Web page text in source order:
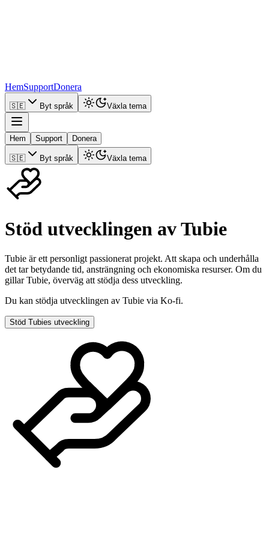
HemSupportDonera
🇸🇪 Byt språk Växla tema
Hem Support Donera
🇸🇪 Byt språk Växla tema
Stöd utvecklingen av Tubie
Tubie är ett personligt passionerat projekt. Att skapa och underhålla
det tar betydande tid, ansträngning och ekonomiska resurser. Om du
gillar Tubie, överväg att stödja dess utveckling.
Du kan stödja utvecklingen av Tubie via Ko-fi.
Stöd Tubies utveckling